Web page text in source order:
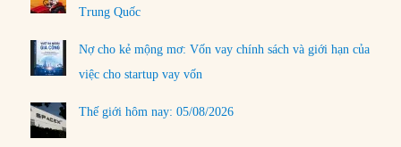
Trung Quốc
Nợ cho kẻ mộng mơ: Vốn vay chính sách và giới hạn của
việc cho startup vay vốn
Thế giới hôm nay: 05/08/2026